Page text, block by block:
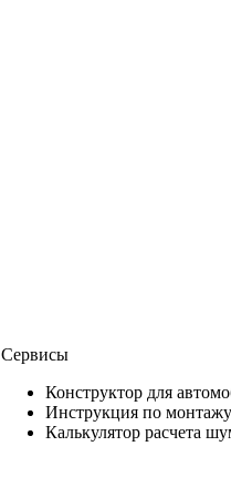
Сервисы
Конструктор для
Инструкция по
Калькулятор расчета